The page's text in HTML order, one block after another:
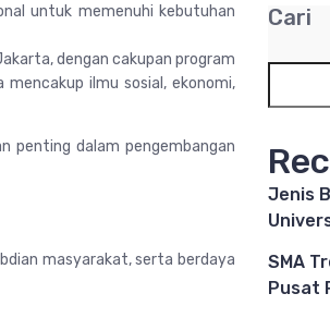
untuk memenuhi kebutuhan
dengan cakupan program
ilmu sosial, ekonomi,
penting dalam pengembangan
masyarakat, serta berdaya
Cari
Jenis
SMA
Pusat